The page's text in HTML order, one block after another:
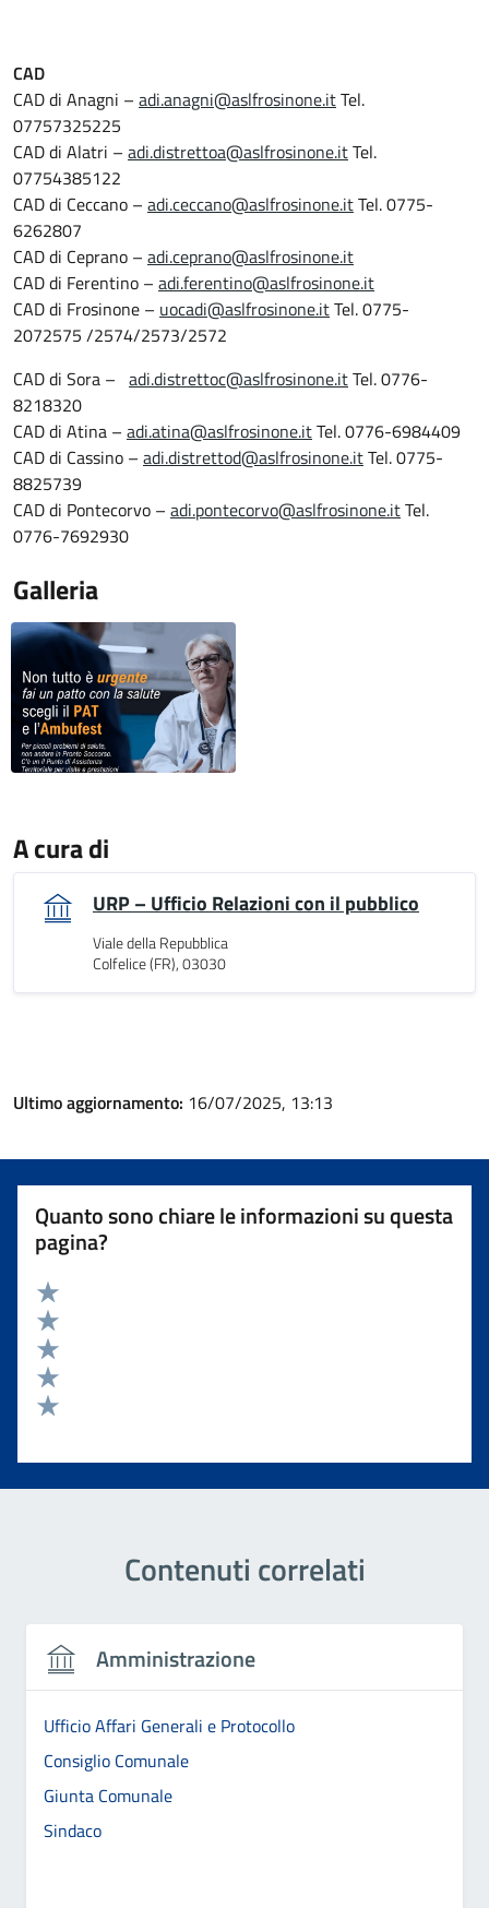
CAD
CAD di Anagni – adi.anagni@aslfrosinone.itTel.
07757325225
CAD di Alatri – adi.distrettoa@aslfrosinone.itTel.
07754385122
CAD di Ceccano – adi.ceccano@aslfrosinone.itTel. 0775-
6262807
CAD di Ceprano – adi.ceprano@aslfrosinone.it
CAD di Ferentino – adi.ferentino@aslfrosinone.it
CAD di Frosinone – uocadi@aslfrosinone.itTel. 0775-
2072575 /2574/2573/2572
CAD di Sora – adi.distrettoc@aslfrosinone.itTel. 0776-
8218320
CAD di Atina – adi.atina@aslfrosinone.itTel. 0776-6984409
CAD di Cassino – adi.distrettod@aslfrosinone.itTel. 0775-
8825739
CAD di Pontecorvo – adi.pontecorvo@aslfrosinone.itTel.
0776-7692930
Galleria
A cura di
URP – Ufficio Relazioni con il pubblico
Viale della Repubblica
Colfelice (FR), 03030
Ultimo aggiornamento: 16/07/2025, 13:13
Quanto sono chiare le informazioni su questa
pagina?
Valuta 5 stelle su 5
Valuta 4 stelle su 5
Valuta 3 stelle su 5
Valuta 2 stelle su 5
Contenuti correlati
Amministrazione
Ufficio Affari Generali e Protocollo
Consiglio Comunale
Giunta Comunale
Sindaco